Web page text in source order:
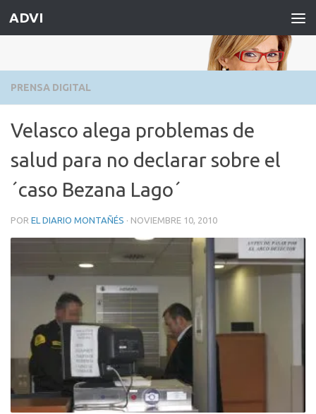
Saltar al contenido
ADVI
PRENSA DIGITAL
Velasco alega problemas de
salud para no declarar sobre el
´caso Bezana Lago´
POR EL DIARIO MONTAÑÉS · NOVIEMBRE 10, 2010